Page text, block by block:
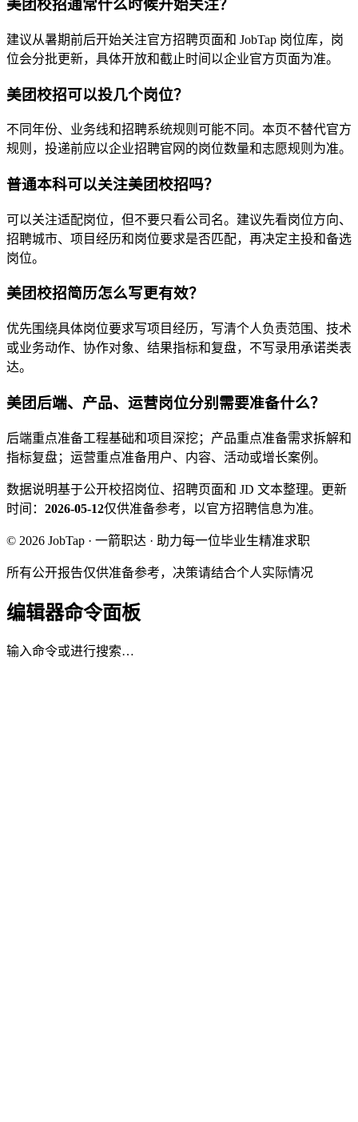
美团校招通常什么时候开始关注？
建议从暑期前后开始关注官方招聘页面和 JobTap 岗位库，岗
位会分批更新，具体开放和截止时间以企业官方页面为准。
美团校招可以投几个岗位？
不同年份、业务线和招聘系统规则可能不同。本页不替代官方
规则，投递前应以企业招聘官网的岗位数量和志愿规则为准。
普通本科可以关注美团校招吗？
可以关注适配岗位，但不要只看公司名。建议先看岗位方向、
招聘城市、项目经历和岗位要求是否匹配，再决定主投和备选
岗位。
美团校招简历怎么写更有效？
优先围绕具体岗位要求写项目经历，写清个人负责范围、技术
或业务动作、协作对象、结果指标和复盘，不写录用承诺类表
达。
美团后端、产品、运营岗位分别需要准备什么？
后端重点准备工程基础和项目深挖；产品重点准备需求拆解和
指标复盘；运营重点准备用户、内容、活动或增长案例。
数据说明基于公开校招岗位、招聘页面和 JD 文本整理。
更新
时间： 2026-05-12仅供准备参考，以官方招聘信息为准。
© 2026 JobTap · 一箭职达 · 助力每一位毕业生精准求职
所有公开报告仅供准备参考，决策请结合个人实际情况
编辑器命令面板
输入命令或进行搜索…